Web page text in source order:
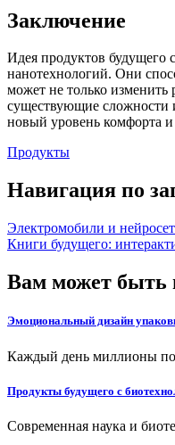
Заключение
Идея продуктов будущего
нанотехнологий. Они
может не только
существующие сложности
новый уровень комфорта и
Продукты
Навигация по
Электромобили и
Книги будущего:
Вам может быть
Эмоциональный дизайн
Каждый день миллионы
Продукты будущего с
Современная наука и